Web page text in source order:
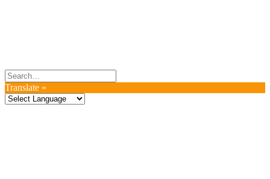
Translate »